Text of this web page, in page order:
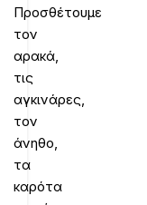
Προσθέτουμε
τον
αρακά,
τις
αγκινάρες,
τον
άνηθο,
τα
καρότα